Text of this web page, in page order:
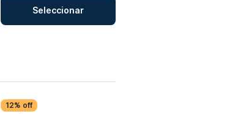
Seleccionar
12% off